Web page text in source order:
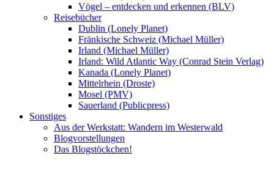
Vögel – entdecken und erkennen (BLV)
Reisebücher
Dublin (Lonely Planet)
Fränkische Schweiz (Michael Müller)
Irland (Michael Müller)
Irland: Wild Atlantic Way (Conrad Stein Verlag)
Kanada (Lonely Planet)
Mittelrhein (Droste)
Mosel (PMV)
Sauerland (Publicpress)
Sonstiges
Aus der Werkstatt: Wandern im Westerwald
Blogvorstellungen
Das Blogstöckchen!